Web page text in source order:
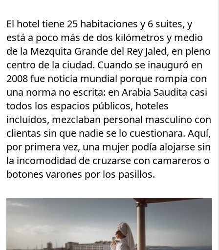
El hotel tiene 25 habitaciones y 6 suites, y
está a poco más de dos kilómetros y medio
de la Mezquita Grande del Rey Jaled, en pleno
centro de la ciudad. Cuando se inauguró en
2008 fue noticia mundial porque rompía con
una norma no escrita: en Arabia Saudita casi
todos los espacios públicos, hoteles
incluidos, mezclaban personal masculino con
clientas sin que nadie se lo cuestionara. Aquí,
por primera vez, una mujer podía alojarse sin
la incomodidad de cruzarse con camareros o
botones varones por los pasillos.